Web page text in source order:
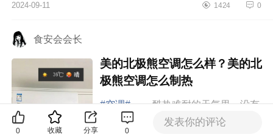
调续命的我对空调要求还是蛮高的，
2024-09-11 1424 0
食安会会长
美的北极熊空调怎么样？美的北
极熊空调怎么制热
#空调# 酷热难耐的天气里，没有
空调简直是无法想象的，下面小编为
大家介绍下美的北极熊空调怎么样？
0 收藏 分享 0
发表你的评论